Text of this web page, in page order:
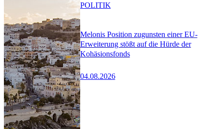
Melonis Position zugunsten einer EU-
Erweiterung stößt auf die Hürde der
Kohäsionsfonds
04.08.2026
POLITIK